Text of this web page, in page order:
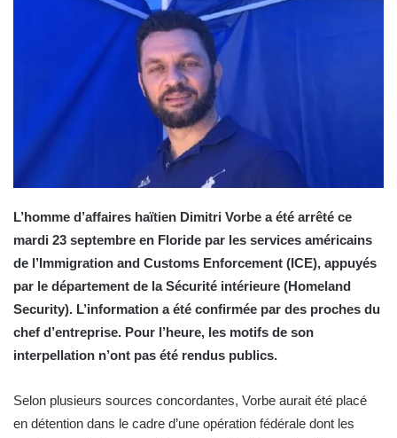
Twitter
courriel
L’homme d’affaires haïtien Dimitri Vorbe a été arrêté ce
mardi 23 septembre en Floride par les services américains
de l’Immigration and Customs Enforcement (ICE), appuyés
par le département de la Sécurité intérieure (Homeland
Security). L’information a été confirmée par des proches du
chef d’entreprise. Pour l’heure, les motifs de son
interpellation n’ont pas été rendus publics.
Selon plusieurs sources concordantes, Vorbe aurait été placé
en détention dans le cadre d’une opération fédérale dont les